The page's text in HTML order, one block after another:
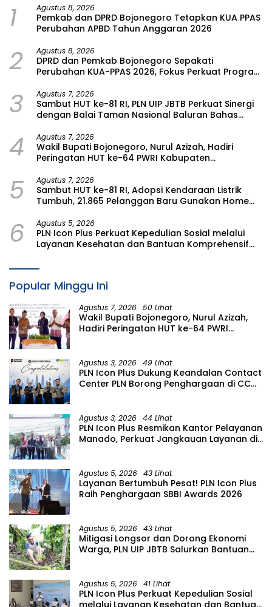
1 Agustus 8, 2026
Pemkab dan DPRD Bojonegoro Tetapkan KUA PPAS
Perubahan APBD Tahun Anggaran 2026
2 Agustus 8, 2026
DPRD dan Pemkab Bojonegoro Sepakati
Perubahan KUA-PPAS 2026, Fokus Perkuat Program
3 Agustus 7, 2026
Sambut HUT ke-81 RI, PLN UIP JBTB Perkuat Sinergi
dengan Balai Taman Nasional Baluran Bahas
Watudodol/Kalipuro
4 Agustus 7, 2026
Wakil Bupati Bojonegoro, Nurul Azizah, Hadiri
Peringatan HUT ke-64 PWRI Kabupaten
5 Agustus 7, 2026
Sambut HUT ke-81 RI, Adopsi Kendaraan Listrik
Tumbuh, 21.865 Pelanggan Baru Gunakan Home
6 Agustus 5, 2026
PLN Icon Plus Perkuat Kepedulian Sosial melalui
Layanan Kesehatan dan Bantuan Komprehensif
Popular Minggu Ini
Agustus 7, 2026 50 Lihat
Wakil Bupati Bojonegoro, Nurul Azizah,
Hadiri Peringatan HUT ke-64 PWRI
Agustus 3, 2026 49 Lihat
PLN Icon Plus Dukung Keandalan Contact
Center PLN Borong Penghargaan di CCW
Agustus 3, 2026 44 Lihat
PLN Icon Plus Resmikan Kantor Pelayanan
Manado, Perkuat Jangkauan Layanan di
Agustus 5, 2026 43 Lihat
Layanan Bertumbuh Pesat! PLN Icon Plus
Raih Penghargaan SBBI Awards 2026
Agustus 5, 2026 43 Lihat
Mitigasi Longsor dan Dorong Ekonomi
Warga, PLN UIP JBTB Salurkan Bantuan
Agustus 5, 2026 41 Lihat
PLN Icon Plus Perkuat Kepedulian Sosial